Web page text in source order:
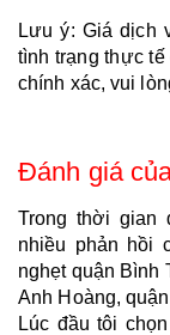
Lưu ý: Giá dịch
tình trạng thực
chính xác, vui
Đánh giá
Trong thời gian
nhiều phản hồi
nghẹt quận Bình
Anh Hoàng,
Lúc đầu tôi